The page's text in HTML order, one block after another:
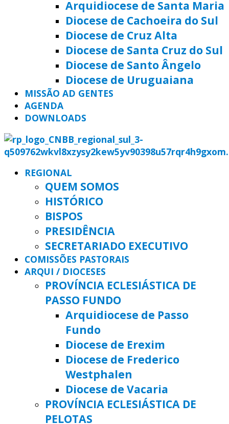
Arquidiocese de Santa Maria
Diocese de Cachoeira do Sul
Diocese de Cruz Alta
Diocese de Santa Cruz do Sul
Diocese de Santo Ângelo
Diocese de Uruguaiana
MISSÃO AD GENTES
AGENDA
DOWNLOADS
REGIONAL
QUEM SOMOS
HISTÓRICO
BISPOS
PRESIDÊNCIA
SECRETARIADO EXECUTIVO
COMISSÕES PASTORAIS
ARQUI / DIOCESES
PROVÍNCIA ECLESIÁSTICA DE
PASSO FUNDO
Arquidiocese de Passo
Fundo
Diocese de Erexim
Diocese de Frederico
Westphalen
Diocese de Vacaria
PROVÍNCIA ECLESIÁSTICA DE
PELOTAS